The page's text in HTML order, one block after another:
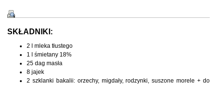
SKŁADNIKI:
2 l mleka tłustego
1 l śmietany 18%
25 dag masła
8 jajek
2 szklanki bakalii: orzechy, migdały, rodzynki, suszone morele + do